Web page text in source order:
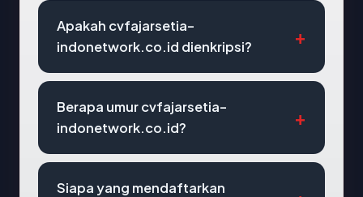
Apakah cvfajarsetia-
indonetwork.co.id dienkripsi?
Berapa umur cvfajarsetia-
indonetwork.co.id?
Siapa yang mendaftarkan